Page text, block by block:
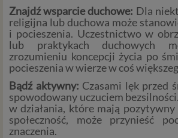
Znajdź wsparcie duchowe: Dla
religijna lub duchowa może
i pocieszenia. Uczestnictwo w
lub praktykach duchowych
zrozumieniu koncepcji życia po
pocieszenia w wierze w coś
Bądź aktywny: Czasami lęk przed
spowodowany uczuciem
w działania, które mają
społeczność, może przynieść
znaczenia.